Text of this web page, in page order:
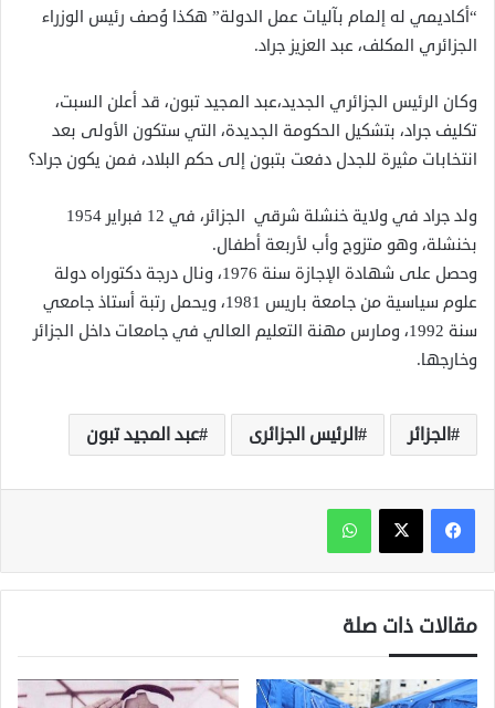
“أكاديمي له إلمام بآليات عمل الدولة” هكذا وُصف رئيس الوزراء
الجزائري المكلف، عبد العزيز جراد.
وكان الرئيس الجزائري الجديد،عبد المجيد تبون، قد أعلن السبت،
تكليف جراد، بتشكيل الحكومة الجديدة، التي ستكون الأولى بعد
انتخابات مثيرة للجدل دفعت بتبون إلى حكم البلاد، فمن يكون جراد؟
ولد جراد في ولاية خنشلة شرقي الجزائر
، في 12 فبراير 1954
بخنشلة، وهو متزوج وأب لأربعة أطفال.
وحصل على شهادة الإجازة سنة 1976، ونال درجة دكتوراه دولة
علوم سياسية من جامعة باريس 1981، ويحمل رتبة أستاذ جامعي
سنة 1992، ومارس مهنة التعليم العالي في جامعات داخل الجزائر
وخارجها.
الجزائر الرئيس الجزائرى عبد المجيد تبون
واتساب
مقالات ذات صلة